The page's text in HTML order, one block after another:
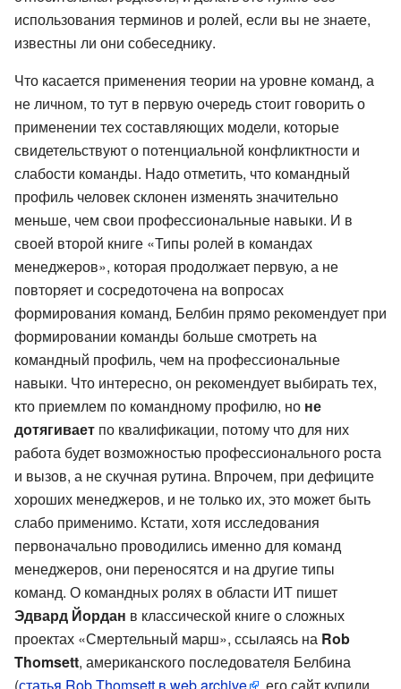
использования терминов и ролей, если вы не знаете,
известны ли они собеседнику.
Что касается применения теории на уровне команд, а
не личном, то тут в первую очередь стоит говорить о
применении тех составляющих модели, которые
свидетельствуют о потенциальной конфликтности и
слабости команды. Надо отметить, что командный
профиль человек склонен изменять значительно
меньше, чем свои профессиональные навыки. И в
своей второй книге «Типы ролей в командах
менеджеров», которая продолжает первую, а не
повторяет и сосредоточена на вопросах
формирования команд, Белбин прямо рекомендует при
формировании команды больше смотреть на
командный профиль, чем на профессиональные
навыки. Что интересно, он рекомендует выбирать тех,
кто приемлем по командному профилю, но не
дотягивает по квалификации, потому что для них
работа будет возможностью профессионального роста
и вызов, а не скучная рутина. Впрочем, при дефиците
хороших менеджеров, и не только их, это может быть
слабо применимо. Кстати, хотя исследования
первоначально проводились именно для команд
менеджеров, они переносятся и на другие типы
команд. О командных ролях в области ИТ пишет
Эдвард Йордан в классической книге о сложных
проектах «Смертельный марш», ссылаясь на Rob
Thomsett, американского последователя Белбина